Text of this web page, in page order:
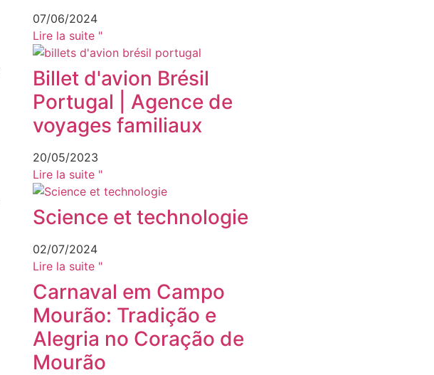
07/06/2024
Lire la suite "
Billet d'avion Brésil
Portugal | Agence de
voyages familiaux
20/05/2023
Lire la suite "
Science et technologie
02/07/2024
Lire la suite "
Carnaval em Campo
Mourão: Tradição e
Alegria no Coração de
Mourão